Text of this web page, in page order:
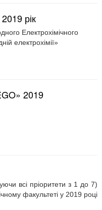
рік
Електрохімічного
електрохімії»
2019
всі пріоритети з 1 до 7)
факультеті у 2019 році